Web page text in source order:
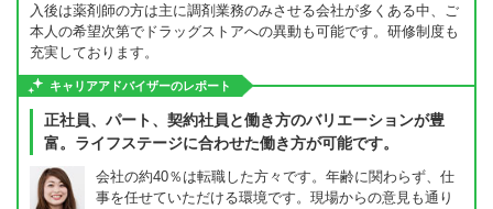
入後は薬剤師の方は主に調剤業務のみさせる会社が多くある中、ご
本人の希望次第でドラッグストアへの異動も可能です。研修制度も
充実しております。
キャリアアドバイザーのレポート
正社員、パート、契約社員と働き方のバリエーションが豊
富。ライフステージに合わせた働き方が可能です。
会社の約40％は転職した方々です。年齢に関わらず、仕
事を任せていただける環境です。現場からの意見も通り